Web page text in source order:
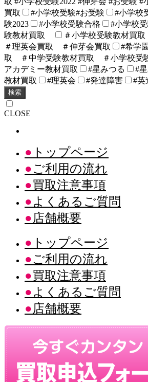
買取
#小学校受験#お受験 #小学校
験2023
#小学校受験合格 #小学校
験教材買取
＃小学校受験教材買
＃理英会買取 ＃伸芽会買取
#希学
取 ＃中学受験教材買取 ＃小学校受
アカデミー教材買取
#星みつる #
教材買取
#理英会 #発達障害 #英
検索
CLOSE
トップページ
ご利用の流れ
買取注意事項
よくあるご質問
店舗概要
トップページ
ご利用の流れ
買取注意事項
よくあるご質問
店舗概要